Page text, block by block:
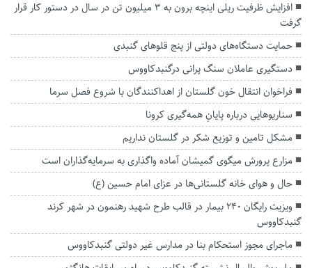
افزایش ظرفیت ریلی اینچه برون به ۳ میلیون تن در سال در دستور کار قرار
گرفت
حمایت دستگاه‌های دولتی از پنج قلوهای گنبدی
دستگیری عاملان سنگ پرانی درگنبدکاووس
فراخوان انتقال خون گلستان از اهداکنندگان با شروع فصل سرما
سناریوهایی درباره پایانِ همه‌گیری کرونا
مشکل تامین و توزیع شکر در گلستان نداریم
مزارع پرورش میگوی گمیشان آماده واگذاری به سرمایه‌گذاران است
حال و هوای خانه‌ گلستانی‌ها در عزای امام حسین (ع)
ویزیت رایگان ۲۴۰ بیمار در قالب طرح شهید رهنمون در شهر کرند
گنبدکاووس
ماجرای مجوز استحکام بنا در مدارس غیر دولتی گنبدکاووس